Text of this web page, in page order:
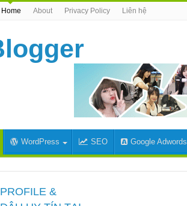
Home About Privacy Policy Liên hệ
WordPress SEO Google Adwords
&